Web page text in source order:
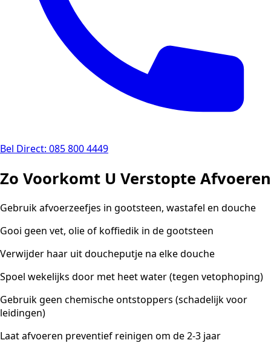
Bel Direct: 085 800 4449
Zo Voorkomt U Verstopte Afvoeren
Gebruik afvoerzeefjes in gootsteen, wastafel en douche
Gooi geen vet, olie of koffiedik in de gootsteen
Verwijder haar uit doucheputje na elke douche
Spoel wekelijks door met heet water (tegen vetophoping)
Gebruik geen chemische ontstoppers (schadelijk voor
leidingen)
Laat afvoeren preventief reinigen om de 2-3 jaar